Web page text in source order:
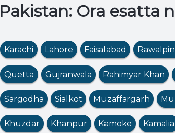
Pakistan: Ora esatta
Karachi Lahore Faisalabad
Quetta Gujranwala Rahimyar Khan
Sargodha Sialkot Muzaffargarh
Khuzdar Khanpur Kamoke Kamalia